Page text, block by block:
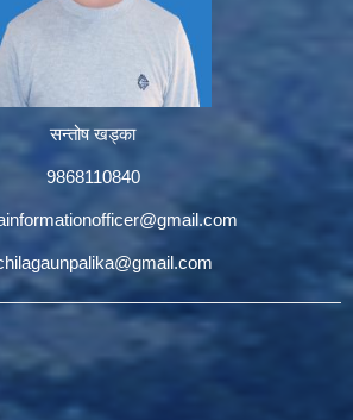
सन्तोष खड्का
9868110840